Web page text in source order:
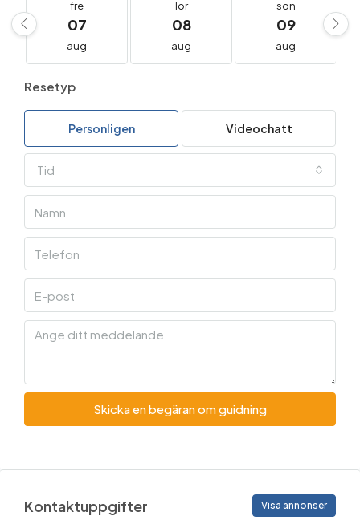
fre
07
aug
lör
08
aug
sön
09
aug
Resetyp
Personligen Videochatt
Tid
Skicka en begäran om guidning
Kontaktuppgifter Visa annonser